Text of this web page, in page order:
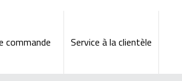
commande Service à la clientèle